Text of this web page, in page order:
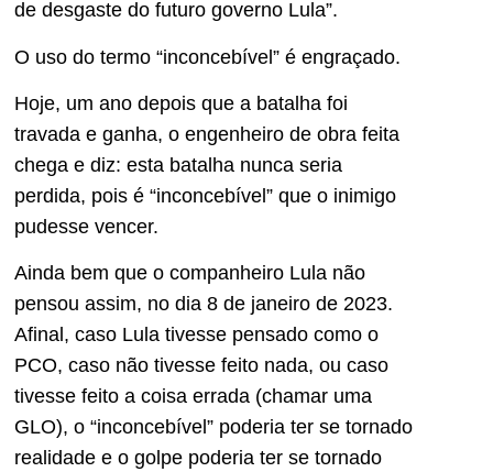
de desgaste do futuro governo Lula”.
O uso do termo “inconcebível” é engraçado.
Hoje, um ano depois que a batalha foi
travada e ganha, o engenheiro de obra feita
chega e diz: esta batalha nunca seria
perdida, pois é “inconcebível” que o inimigo
pudesse vencer.
Ainda bem que o companheiro Lula não
pensou assim, no dia 8 de janeiro de 2023.
Afinal, caso Lula tivesse pensado como o
PCO, caso não tivesse feito nada, ou caso
tivesse feito a coisa errada (chamar uma
GLO), o “inconcebível” poderia ter se tornado
realidade e o golpe poderia ter se tornado